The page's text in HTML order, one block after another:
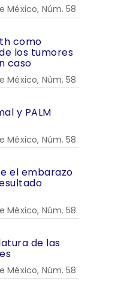
México, Núm. 58
como
los tumores
caso
México, Núm. 58
y PALM
México, Núm. 58
el embarazo
México, Núm. 58
de las
México, Núm. 58